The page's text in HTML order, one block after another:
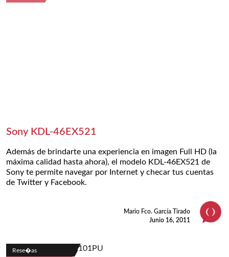
Sony KDL-46EX521
Además de brindarte una experiencia en imagen Full HD (la
máxima calidad hasta ahora), el modelo KDL-46EX521 de
Sony te permite navegar por Internet y checar tus cuentas
de Twitter y Facebook.
Mario Fco. García Tirado
Junio 16, 2011
Rese�as